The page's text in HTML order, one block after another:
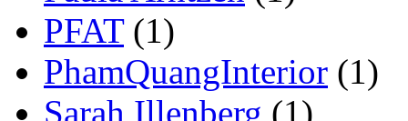
PFAT(1)
PhamQuangInterior (1)
Sarah Illenberg (1)